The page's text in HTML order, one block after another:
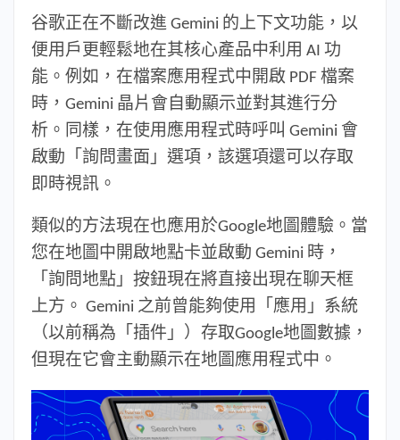
谷歌正在不斷改進 Gemini 的上下文功能，以
便用戶更輕鬆地在其核心產品中利用 AI 功
能。例如，在檔案應用程式中開啟 PDF 檔案
時，Gemini 晶片會自動顯示並對其進行分
析。同樣，在使用應用程式時呼叫 Gemini 會
啟動「詢問畫面」選項，該選項還可以存取
即時視訊。
類似的方法現在也應用於Google地圖體驗。當
您在地圖中開啟地點卡並啟動 Gemini 時，
「詢問地點」按鈕現在將直接出現在聊天框
上方。 Gemini 之前曾能夠使用「應用」系統
（以前稱為「插件」）存取Google地圖數據，
但現在它會主動顯示在地圖應用程式中。